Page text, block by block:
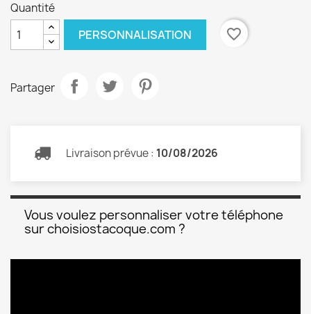
Quantité
PERSONNALISATION favorite_border
Partager
Livraison prévue : 10/08/2026
Vous voulez personnaliser votre téléphone
sur choisiostacoque.com ?